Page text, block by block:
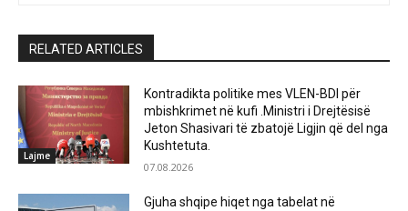
RELATED ARTICLES
Lajme
Kontradikta politike mes VLEN-BDI për
mbishkrimet në kufi .Ministri i Drejtësisë
Jeton Shasivari të zbatojë Ligjin që del nga
Kushtetuta.
07.08.2026
Gjuha shqipe hiqet nga tabelat në